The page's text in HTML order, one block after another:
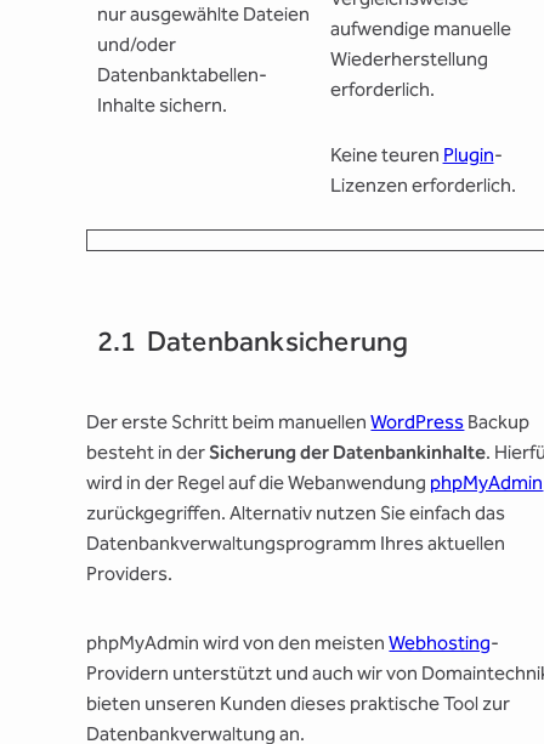
nur ausgewählte Dateien
und/oder
Datenbanktabellen-
Inhalte sichern.
aufwendige manuelle
Wiederherstellung
erforderlich.
Keine teuren Plugin-
Lizenzen erforderlich.
2.1 Datenbanksicherung
Der erste Schritt beim manuellenWordPress Backup
besteht in derSicherung der Datenbankinhalte.
wird in der Regel auf die Webanwendung phpMyAdmin
zurückgegriffen. Alternativ nutzen Sie einfach das
Datenbankverwaltungsprogramm Ihres aktuellen
Providers.
phpMyAdmin wird von den meistenWebhosting-
Providern unterstützt und auch wir von
bieten unseren Kunden dieses praktische Tool zur
Datenbankverwaltung an.